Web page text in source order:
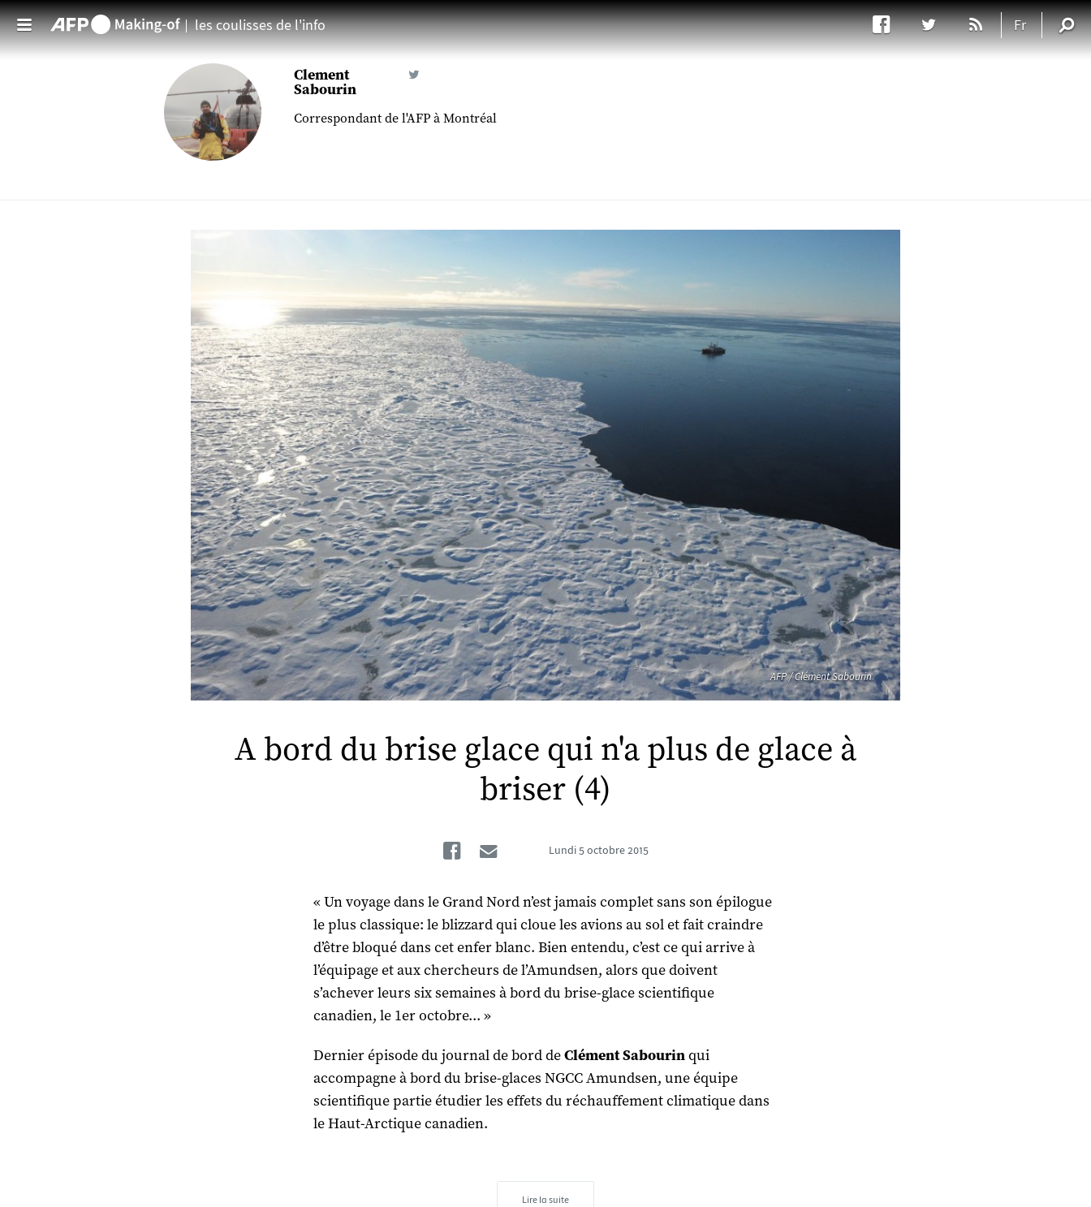
Aller au contenu principal les coulisses de l'info
Clement
Sabourin
Correspondant de l'AFP à Montréal
AFP / Clément Sabourin
A bord du brise glace qui n'a plus de glace à
briser (4)
FacebookLundi 5 octobre 2015
« Un voyage dans le Grand Nord n’est jamais complet sans son épilogue
le plus classique: le blizzard qui cloue les avions au sol et fait craindre
d’être bloqué dans cet enfer blanc. Bien entendu, c’est ce qui arrive à
l’équipage et aux chercheurs de l’Amundsen, alors que doivent
s’achever leurs six semaines à bord du brise-glace scientifique
canadien, le 1er octobre... »
Dernier épisode du journal de bord deClément Sabourinqui
accompagne à bord du brise-glaces NGCC Amundsen, une équipe
scientifique partie étudier les effets du réchauffement climatique dans
le Haut-Arctique canadien.
Lire la suite